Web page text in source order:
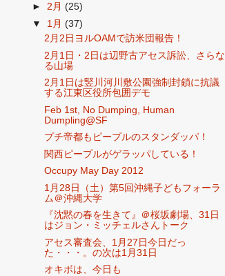
► 2月 (25)
▼
1月 (37)
2月2日ヨルOAMで訪米団報告！
2月1日・2日は辺野古アセス訴訟、さらな
る山場
2月1日は竪川河川敷公園強制封鎖に抗議
する江東区役所包囲デモ
Feb 1st, No Dumping, Human
Dumpling@SF
プチ帝都もピープルのスタンダッパ！
関西ピープルがゲラッパしている！
Occupy May Day 2012
1月28日（土）第5回沖縄子どもフォーラ
ム＠沖縄大学
『沈黙の春を生きて』＠桜坂劇場、31日
はジョン・ミッチェルさんトーク
アセス審査会、1月27日今日だっ
た・・・。の次は1月31日
オキボは、今日も